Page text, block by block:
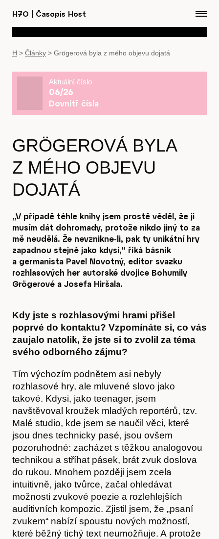
H7O Časopis Host
H > Články > Grögerová byla z mého objevu dojatá
Aktuální číslo
06/26
Dovnitř čísla
GRÖGEROVÁ BYLA
Z MÉHO OBJEVU
DOJATÁ
„V případě téhle knihy jsem prostě věděl, že ji
musím dát dohromady, protože nikdo jiný to za
mě neudělá. Že nevznikne-li, pak ty unikátní hry
zapadnou stejně jako kdysi,“ říká básník
a germanista Pavel Novotný, editor svazku
rozhlasových her autorské dvojice Bohumily
Grögerové a Josefa Hiršala.
Kdy jste s rozhlasovými hrami přišel
poprvé do kontaktu? Vzpomínáte si, co vás
zaujalo natolik, že jste si to zvolil za téma
svého odborného zájmu?
Tím výchozím podnětem asi nebyly
rozhlasové hry, ale mluvené slovo jako
takové. Kdysi, jako teenager, jsem
navštěvoval kroužek mladých reportérů, tzv.
Malé studio, kde jsem se naučil věci, které
jsou dnes technicky pasé, jsou ovšem
pozoruhodné: zacházet s těžkou analogovou
technikou a stříhat pásek, brát zvuk doslova
do rukou. Mnohem později jsem zcela
intuitivně, jako tvůrce, začal ohledávat
možnosti zvukové poezie a rozlehlejších
auditivních kompozic. Zjistil jsem, že „psaní
zvukem“ nabízí spoustu nových možností,
které běžný tichý text neumožňuje. A protože